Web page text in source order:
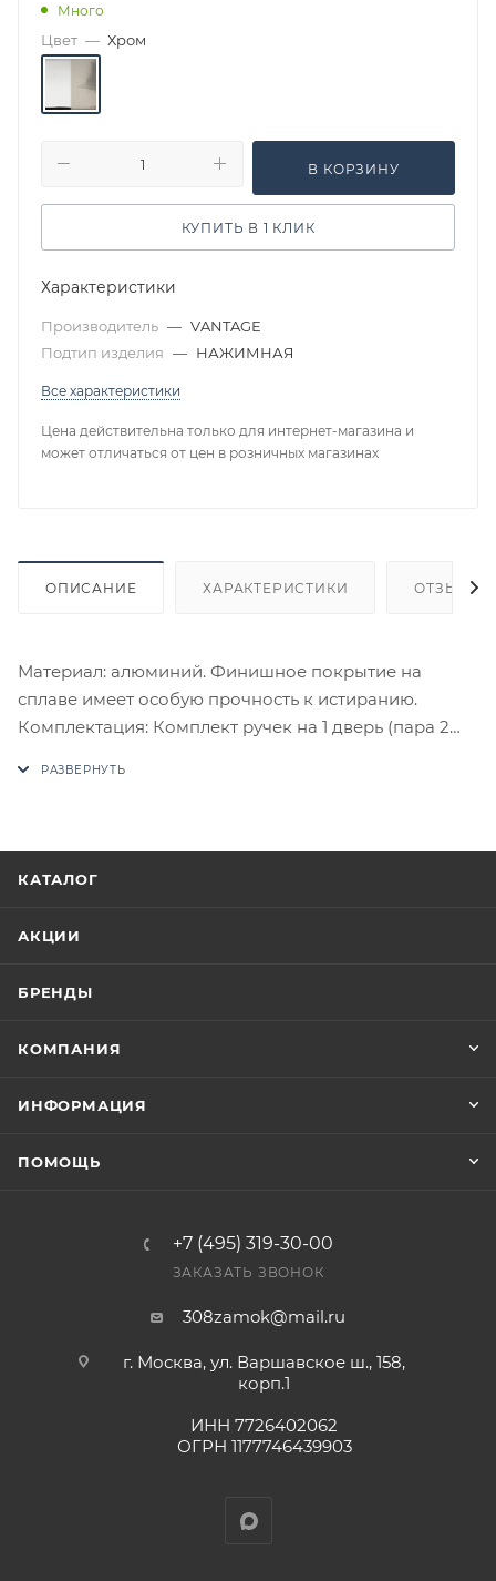
Много
Цвет — Хром
В КОРЗИНУ
КУПИТЬ В 1 КЛИК
Характеристики
Производитель — VANTAGE
Подтип изделия — НАЖИМНАЯ
Все характеристики
Цена действительна только для интернет-магазина и
может отличаться от цен в розничных магазинах
ОПИСАНИЕ ХАРАКТЕРИСТИКИ ОТЗЫВЫ
Материал: алюминий. Финишное покрытие на
сплаве имеет особую прочность к истиранию.
Комплектация: Комплект ручек на 1 дверь (пара 2
Цены на сайте не являются оптовыми и
приходит письмо только для подтверждения, что
счете после проверки товара на наличие на складе.
оплата выставленного счета.
КАТАЛОГ
АКЦИИ
БРЕНДЫ
КОМПАНИЯ
ИНФОРМАЦИЯ
ПОМОЩЬ
+7 (495) 319-30-00
ЗАКАЗАТЬ ЗВОНОК
308zamok@mail.ru
г. Москва, ул. Варшавское ш., 158,
корп.1
ИНН 7726402062
ОГРН 1177746439903